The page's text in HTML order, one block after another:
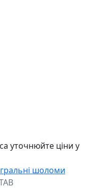
уточнюйте ціни у
шоломи